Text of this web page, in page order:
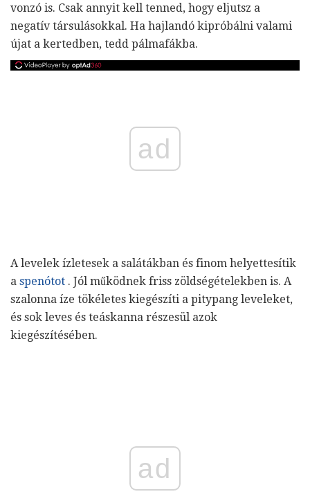
vonzó is. Csak annyit kell tenned, hogy eljutsz a
negatív társulásokkal. Ha hajlandó kipróbálni valami
újat a kertedben, tedd pálmafákba.
ad
A levelek ízletesek a salátákban és finom helyettesítik
a spenótot . Jól működnek friss zöldségételekben is. A
szalonna íze tökéletes kiegészíti a pitypang leveleket,
és sok leves és teáskanna részesül azok
kiegészítésében.
ad